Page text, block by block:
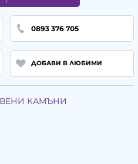
0893 376 705
ДОБАВИ В ЛЮБИМИ
КАМЪНИ